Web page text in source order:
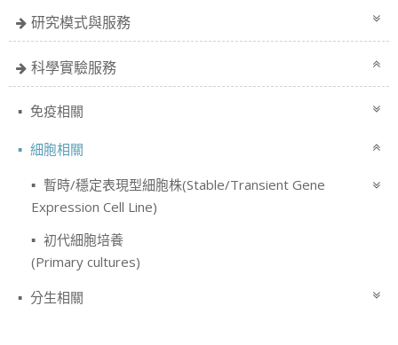
研究模式與服務
科學實驗服務
免疫相關
細胞相關
暫時/穩定表現型細胞株(Stable/Transient Gene
Expression Cell Line)
初代細胞培養
(Primary cultures)
分生相關